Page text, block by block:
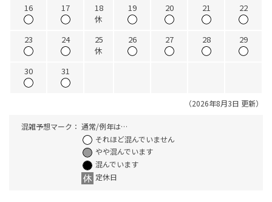
16 17
18
休
19 20 21 22
23 24
25
休
26 27 28 29
30 31
（2026年8月3日 更新）
混雑予想マーク： 通常/例年は…
それほど混んでいません
やや混んでいます
混んでいます
定休日